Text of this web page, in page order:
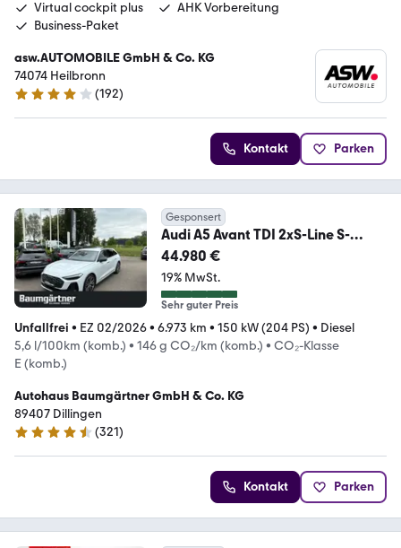
Virtual cockpit plus
AHK Vorbereitung
Business-Paket
asw.AUTOMOBILE GmbH & Co. KG
74074 Heilbronn
4.1 Sterne
(192)
Kontakt Parken
Gesponsert
Audi A5 Avant TDI 2xS-Line S-
Tronic Kamera/ACC/Sitzh.
44.980 €
19% MwSt.
Sehr guter Preis
Unfallfrei • EZ 02/2026• 6.973 km • 150 kW (204 PS) • Diesel
5,6 l/100km (komb.) • 146 g CO₂/km (komb.) • CO₂-Klasse
E (komb.)
Autohaus Baumgärtner GmbH & Co. KG
89407 Dillingen
4.7 Sterne
(321)
Kontakt Parken